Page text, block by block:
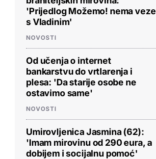
'Prijedlog Možemo! nema veze
s Vladinim'
NOVOSTI
Od učenja o internet
bankarstvu do vrtlarenja i
plesa: 'Da starije osobe ne
ostavimo same'
NOVOSTI
Umirovljenica Jasmina (62):
'Imam mirovinu od 290 eura, a
dobijem i socijalnu pomoć'